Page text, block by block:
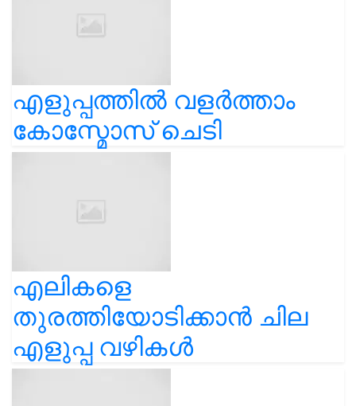
എളുപ്പത്തിൽ വളർത്താം
കോസ്മോസ് ചെടി
എലികളെ
തുരത്തിയോടിക്കാൻ ചില
എളുപ്പ വഴികൾ